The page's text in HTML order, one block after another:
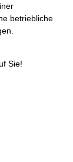
betriebliche
Sie!